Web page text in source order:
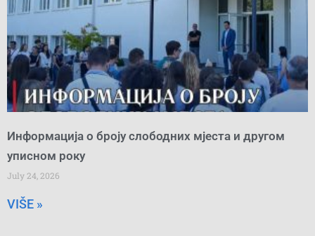
Информација о броју слободних мјеста и другом
уписном року
July 24, 2026
VIŠE »